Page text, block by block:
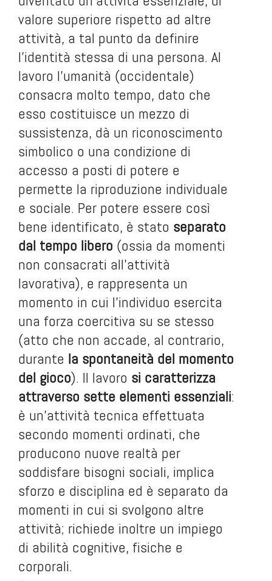
valore superiore rispetto ad altre
attività, a tal punto da definire
l’identità stessa di una persona. Al
lavoro l’umanità (occidentale)
consacra molto tempo, dato che
esso costituisce un mezzo di
sussistenza, dà un riconoscimento
simbolico o una condizione di
accesso a posti di potere e
permette la riproduzione individuale
e sociale. Per potere essere così
bene identificato, è stato separato
dal tempo libero (ossia da momenti
non consacrati all’attività
lavorativa), e rappresenta un
momento in cui l’individuo esercita
una forza coercitiva su se stesso
(atto che non accade, al contrario,
durante la spontaneità del momento
del gioco). Il lavoro si caratterizza
attraverso sette elementi essenziali:
è un’attività tecnica effettuata
secondo momenti ordinati, che
producono nuove realtà per
soddisfare bisogni sociali, implica
sforzo e disciplina ed è separato da
momenti in cui si svolgono altre
attività; richiede inoltre un impiego
di abilità cognitive, fisiche e
corporali.